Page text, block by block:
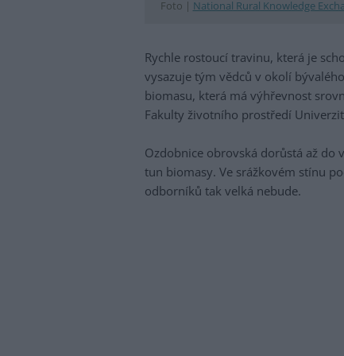
Foto | National Rural Knowledge
Rychle rostoucí travinu, která je
vysazuje tým vědců v okolí
biomasu, která má výhřevnost
Fakulty životního prostředí
Ozdobnice obrovská dorůstá až do
tun biomasy. Ve srážkovém stínu
odborníků tak velká nebude.